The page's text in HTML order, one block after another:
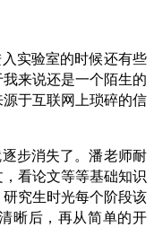
实验室的时候还有些
来说还是一个陌生的
于互联网上琐碎的信
步消失了。潘老师耐
看论文等等基础知识
究生时光每个阶段该
晰后，再从简单的开